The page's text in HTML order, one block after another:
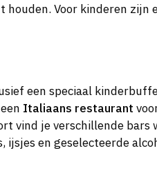
Voor kinderen zijn
een speciaal
Italiaans restaurant
vind je verschillende bars
en geselecteerde